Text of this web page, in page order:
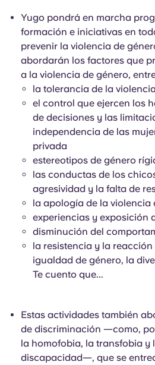
Yugo pondrá en marcha
formación e iniciativas en
prevenir la violencia de
abordarán los factores que
a la violencia de género,
la tolerancia de la
el control que ejercen los
de decisiones y las
independencia de las
privada
estereotipos de género
las conductas de los
agresividad y la falta de
la apología de la violencia
experiencias y exposición
disminución del
la resistencia y la
igualdad de género, la
Te cuento que...
Estas actividades también
de discriminación —como,
la homofobia, la transfobia y
discapacidad—, que se